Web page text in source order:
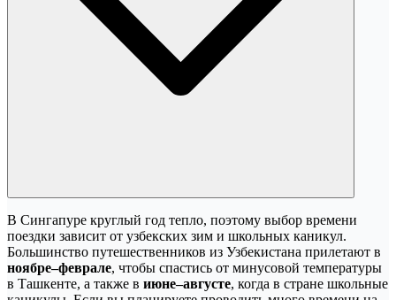
В Сингапуре круглый год тепло, поэтому выбор времени
поездки зависит от узбекских зим и школьных каникул.
Большинство путешественников из Узбекистана прилетают в
ноябре–феврале, чтобы спастись от минусовой температуры
в Ташкенте, а также в июне–августе, когда в стране школьные